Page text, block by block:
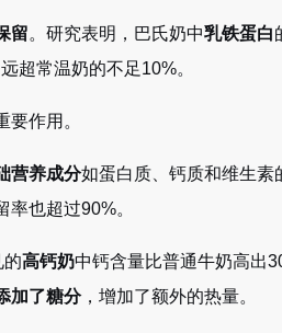
留。研究表明，巴氏奶中乳铁蛋白
超常温奶的不足10%。
作用。
营养成分如蛋白质、钙质和维生素
也超过90%。
的高钙奶中钙含量比普通牛奶高出
加了糖分，增加了额外的热量。